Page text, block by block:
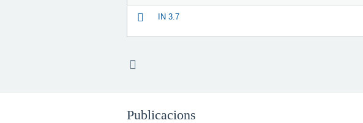
IN 3.7
Publicacions